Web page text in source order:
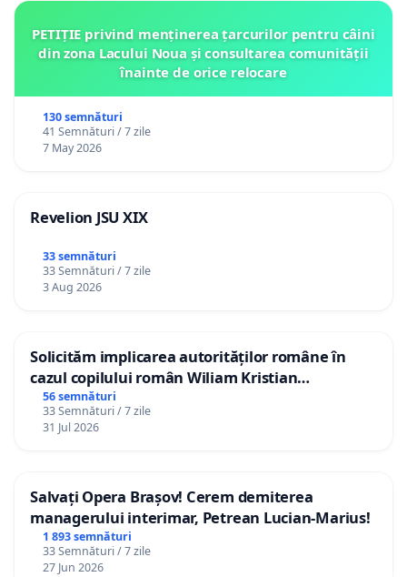
PETIȚIE privind menținerea țarcurilor pentru câini
din zona Lacului Noua și consultarea comunității
înainte de orice relocare
130 semnături
41 Semnături / 7 zile
7 May 2026
Revelion JSU XIX
33 semnături
33 Semnături / 7 zile
3 Aug 2026
Solicităm implicarea autorităților române în
cazul copilului român Wiliam Kristian
Gheorghe, aflat în plasament în Danemarca de
12 ani
56 semnături
33 Semnături / 7 zile
31 Jul 2026
Salvați Opera Brașov! Cerem demiterea
managerului interimar, Petrean Lucian-Marius!
1 893 semnături
33 Semnături / 7 zile
27 Jun 2026